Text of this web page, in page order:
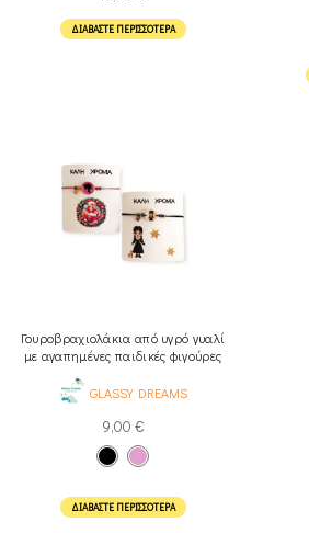
ΔΙΑΒΆΣΤΕ ΠΕΡΙΣΣΌΤΕΡΑ
Γουροβραχιολάκια από υγρό γυαλί
με αγαπημένες παιδικές φιγούρες
GLASSY DREAMS
9,00 €
ΔΙΑΒΆΣΤΕ ΠΕΡΙΣΣΌΤΕΡΑ